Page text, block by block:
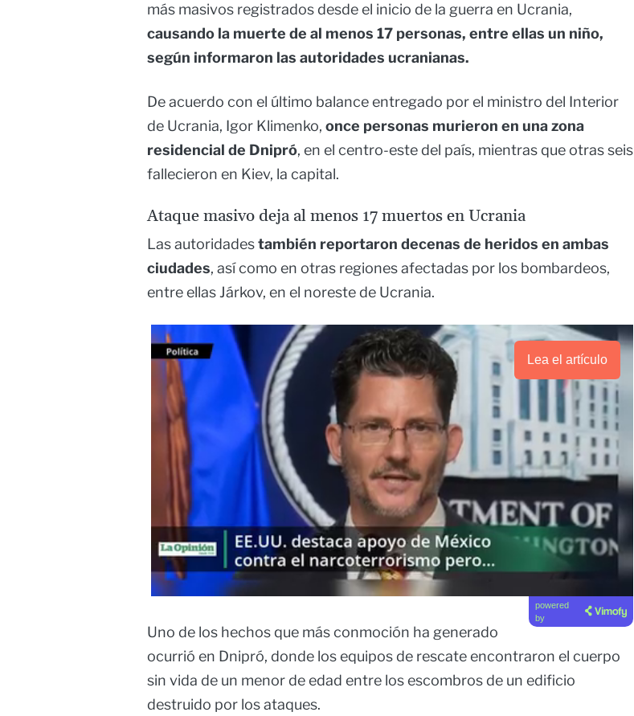
más masivos registrados desde el inicio de la guerra en Ucrania,
causando la muerte de al menos 17 personas, entre ellas un niño,
según informaron las autoridades ucranianas.
De acuerdo con el último balance entregado por el ministro del Interior
de Ucrania, Igor Klimenko, once personas murieron en una zona
residencial de Dnipró, en el centro-este del país, mientras que otras seis
fallecieron en Kiev, la capital.
Ataque masivo deja al menos 17 muertos en Ucrania
Las autoridadestambién reportaron decenas de heridos en ambas
ciudades, así como en otras regiones afectadas por los bombardeos,
entre ellas Járkov, en el noreste de Ucrania.
Lea el artículo
powered
by
Uno de los hechos que más conmoción ha generado
ocurrió en Dnipró, donde los equipos de rescate encontraron el cuerpo
sin vida de un menor de edad entre los escombros de un edificio
destruido por los ataques.